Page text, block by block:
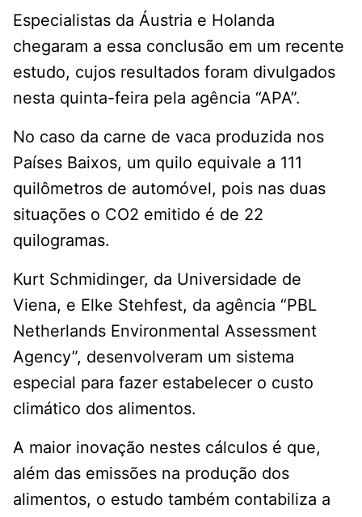
Especialistas da Áustria e Holanda
chegaram a essa conclusão em um recente
estudo, cujos resultados foram divulgados
nesta quinta-feira pela agência “APA”.
No caso da carne de vaca produzida nos
Países Baixos, um quilo equivale a 111
quilômetros de automóvel, pois nas duas
situações o CO2 emitido é de 22
quilogramas.
Kurt Schmidinger, da Universidade de
Viena, e Elke Stehfest, da agência “PBL
Netherlands Environmental Assessment
Agency”, desenvolveram um sistema
especial para fazer estabelecer o custo
climático dos alimentos.
A maior inovação nestes cálculos é que,
além das emissões na produção dos
alimentos, o estudo também contabiliza a